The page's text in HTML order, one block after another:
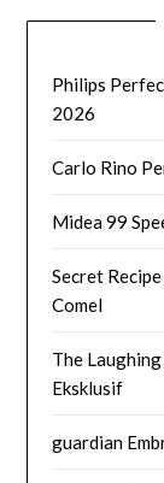
Philips
2026
Carlo Rino
Midea 99
Secret
Comel
The
Eksklusif
guardian